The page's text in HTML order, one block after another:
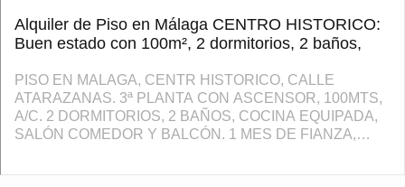
Alquiler de Piso en Málaga CENTRO HISTORICO:
Buen estado con 100m², 2 dormitorios, 2 baños,
PISO EN MALAGA, CENTR HISTORICO, CALLE
ATARAZANAS. 3ª PLANTA CON ASCENSOR, 100MTS,
A/C. 2 DORMITORIOS, 2 BAÑOS, COCINA EQUIPADA,
SALÓN COMEDOR Y BALCÓN. 1 MES DE FIANZA,